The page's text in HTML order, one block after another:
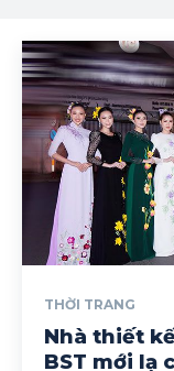
THỜI TRANG
Nhà thiết
BST mới lạ